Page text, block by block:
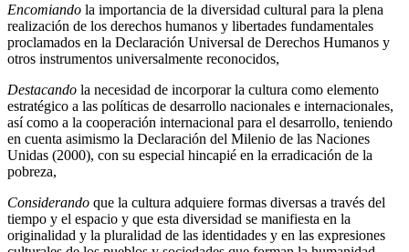
Encomiando la importancia de la diversidad cultural para la plena
realización de los derechos humanos y libertades fundamentales
proclamados en la Declaración Universal de Derechos Humanos y
otros instrumentos universalmente reconocidos,
Destacando la necesidad de incorporar la cultura como elemento
estratégico a las políticas de desarrollo nacionales e internacionales,
así como a la cooperación internacional para el desarrollo, teniendo
en cuenta asimismo la Declaración del Milenio de las Naciones
Unidas (2000), con su especial hincapié en la erradicación de la
pobreza,
Considerando que la cultura adquiere formas diversas a través del
tiempo y el espacio y que esta diversidad se manifiesta en la
originalidad y la pluralidad de las identidades y en las expresiones